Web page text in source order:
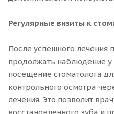
Регулярные визиты к
После успешного лечения
продолжать наблюдение у
посещение стоматолога
контрольного осмотра
лечения. Это позволит